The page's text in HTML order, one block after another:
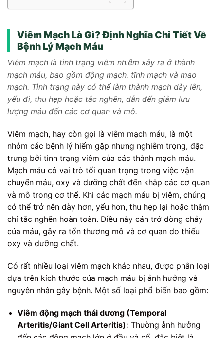
Viêm Mạch Là Gì? Định Nghĩa Chi Tiết Về
Bệnh Lý Mạch Máu
Viêm mạch là tình trạng viêm nhiễm xảy ra ở thành
mạch máu, bao gồm động mạch, tĩnh mạch và mao
mạch. Tình trạng này có thể làm thành mạch dày lên,
yếu đi, thu hẹp hoặc tắc nghẽn, dẫn đến giảm lưu
lượng máu đến các cơ quan và mô.
Viêm mạch, hay còn gọi là viêm mạch máu, là một
nhóm các bệnh lý hiếm gặp nhưng nghiêm trọng, đặc
trưng bởi tình trạng viêm của các thành mạch máu.
Mạch máu có vai trò tối quan trọng trong việc vận
chuyển máu, oxy và dưỡng chất đến khắp các cơ quan
và mô trong cơ thể. Khi các mạch máu bị viêm, chúng
có thể trở nên dày hơn, yếu hơn, thu hẹp lại hoặc thậm
chí tắc nghẽn hoàn toàn. Điều này cản trở dòng chảy
của máu, gây ra tổn thương mô và cơ quan do thiếu
oxy và dưỡng chất.
Có rất nhiều loại viêm mạch khác nhau, được phân loại
dựa trên kích thước của mạch máu bị ảnh hưởng và
nguyên nhân gây bệnh. Một số loại phổ biến bao gồm:
Viêm động mạch thái dương (Temporal
Arteritis/Giant Cell Arteritis): Thường ảnh hưởng